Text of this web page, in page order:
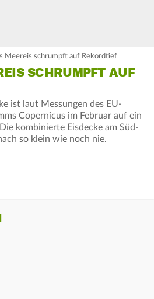
Meereis schrumpft auf Rekordtief
SCHRUMPFT AUF
ist laut Messungen des EU-
Copernicus im Februar auf ein
kombinierte Eisdecke am Süd-
so klein wie noch nie.